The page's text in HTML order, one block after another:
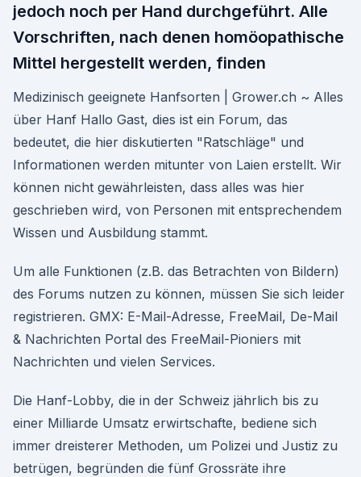
jedoch noch per Hand durchgeführt. Alle
Vorschriften, nach denen homöopathische
Mittel hergestellt werden, finden
Medizinisch geeignete Hanfsorten | Grower.ch ~ Alles
über Hanf Hallo Gast, dies ist ein Forum, das
bedeutet, die hier diskutierten "Ratschläge" und
Informationen werden mitunter von Laien erstellt. Wir
können nicht gewährleisten, dass alles was hier
geschrieben wird, von Personen mit entsprechendem
Wissen und Ausbildung stammt.
Um alle Funktionen (z.B. das Betrachten von Bildern)
des Forums nutzen zu können, müssen Sie sich leider
registrieren. GMX: E-Mail-Adresse, FreeMail, De-Mail
& Nachrichten Portal des FreeMail-Pioniers mit
Nachrichten und vielen Services.
Die Hanf-Lobby, die in der Schweiz jährlich bis zu
einer Milliarde Umsatz erwirtschafte, bediene sich
immer dreisterer Methoden, um Polizei und Justiz zu
betrügen, begründen die fünf Grossräte ihre